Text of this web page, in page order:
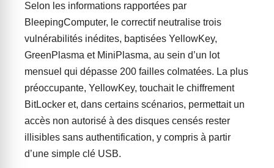
Selon les informations rapportées par
BleepingComputer, le correctif neutralise trois
vulnérabilités inédites, baptisées YellowKey,
GreenPlasma et MiniPlasma, au sein d’un lot
mensuel qui dépasse 200 failles colmatées. La plus
préoccupante, YellowKey, touchait le chiffrement
BitLocker et, dans certains scénarios, permettait un
accès non autorisé à des disques censés rester
illisibles sans authentification, y compris à partir
d’une simple clé USB.